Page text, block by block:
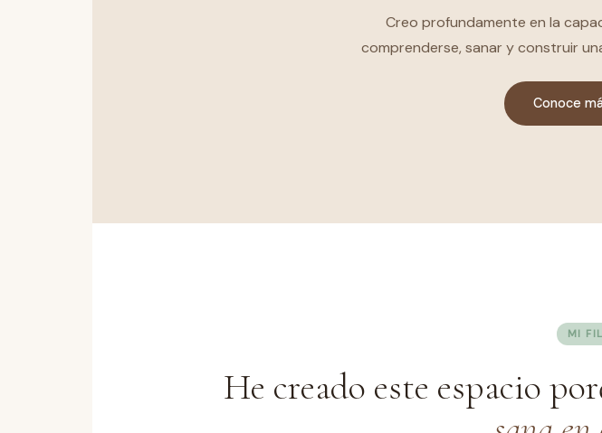
Creo profundamente en la
comprenderse, sanar y construir
Conoce
MI
He creado este espacio